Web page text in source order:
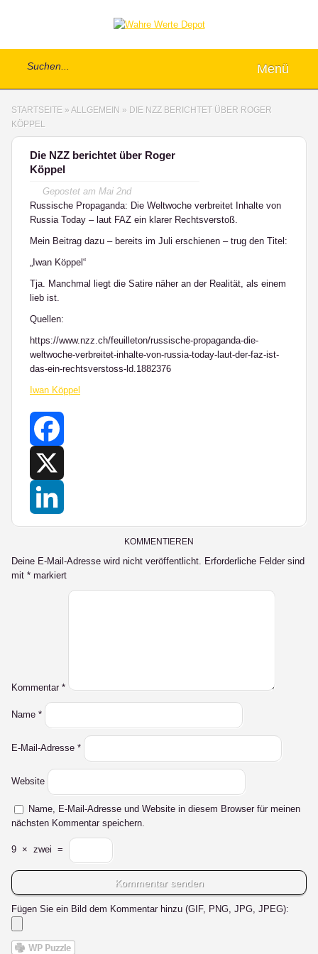
Menü
STARTSEITE » ALLGEMEIN » DIE NZZ BERICHTET ÜBER ROGER
KÖPPEL
Die NZZ berichtet über Roger
Köppel
Gepostet am Mai 2nd
Russische Propaganda: Die Weltwoche verbreitet Inhalte von
Russia Today – laut FAZ ein klarer Rechtsverstoß.
Mein Beitrag dazu – bereits im Juli erschienen – trug den Titel:
„Iwan Köppel“
Tja. Manchmal liegt die Satire näher an der Realität, als einem
lieb ist.
Quellen:
https://www.nzz.ch/feuilleton/russische-propaganda-die-
weltwoche-verbreitet-inhalte-von-russia-today-laut-der-faz-ist-
das-ein-rechtsverstoss-ld.1882376
Iwan Köppel
Facebook
KOMMENTIEREN
Deine E-Mail-Adresse wird nicht veröffentlicht. Erforderliche Felder sind
mit * markiert
Kommentar *
Name *
E-Mail-Adresse *
Website
Name, E-Mail-Adresse und Website in diesem Browser für meinen
nächsten Kommentar speichern.
9 × zwei =
Fügen Sie ein Bild dem Kommentar hinzu (GIF, PNG, JPG, JPEG):